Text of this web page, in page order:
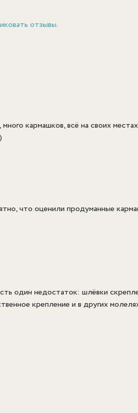
отзывы.
кармашков, всё на своих
что оценили продуманные
один недостаток: шлёвки
крепление и в других